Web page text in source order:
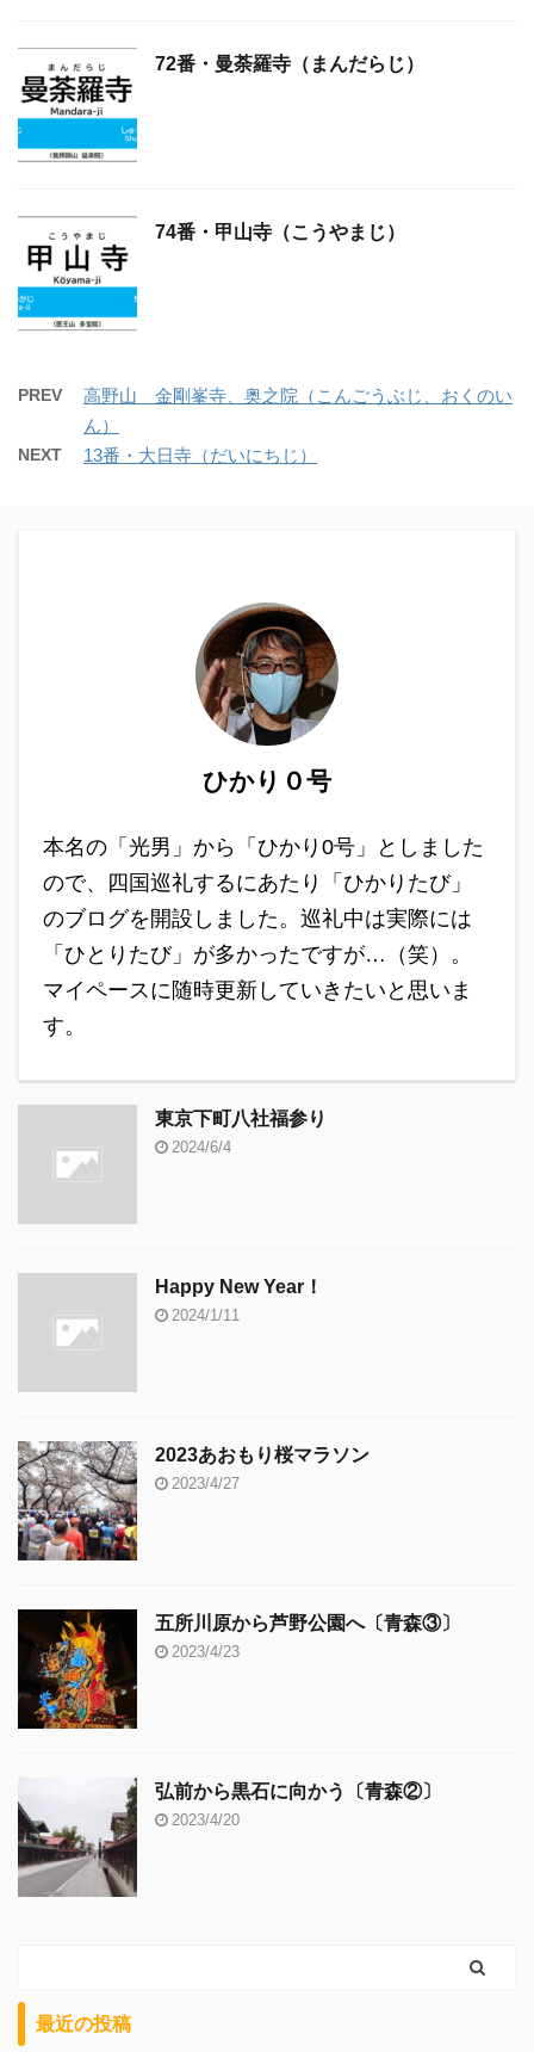
72番・曼荼羅寺（まんだらじ）
74番・甲山寺（こうやまじ）
PREV
高野山 金剛峯寺、奥之院（こんごうぶじ、おくのい
ん）
NEXT 13番・大日寺（だいにちじ）
ひかり０号
本名の「光男」から「ひかり0号」としました
ので、四国巡礼するにあたり「ひかりたび」
のブログを開設しました。巡礼中は実際には
「ひとりたび」が多かったですが…（笑）。
マイペースに随時更新していきたいと思いま
す。
東京下町八社福参り
2024/6/4
Happy New Year！
2024/1/11
2023あおもり桜マラソン
2023/4/27
五所川原から芦野公園へ〔青森③〕
2023/4/23
弘前から黒石に向かう〔青森②〕
2023/4/20
最近の投稿